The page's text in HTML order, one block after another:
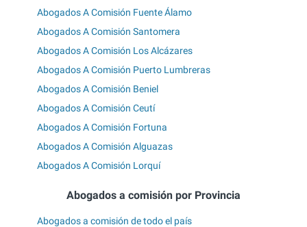
Abogados A Comisión Fuente Álamo
Abogados A Comisión Santomera
Abogados A Comisión Los Alcázares
Abogados A Comisión Puerto Lumbreras
Abogados A Comisión Beniel
Abogados A Comisión Ceutí
Abogados A Comisión Fortuna
Abogados A Comisión Alguazas
Abogados A Comisión Lorquí
Abogados a comisión por Provincia
Abogados a comisión de todo el país